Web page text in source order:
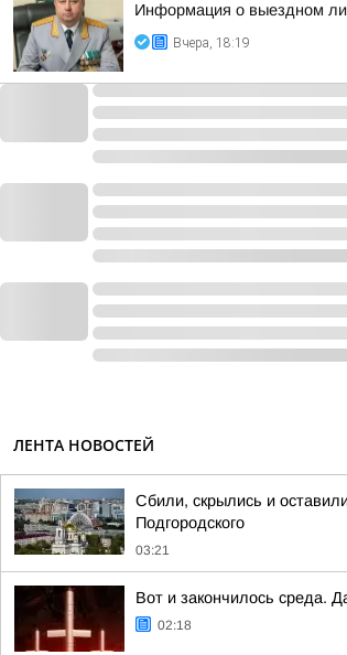
Информация о выездном
Вчера, 18:19
ЛЕНТА НОВОСТЕЙ
Сбили, скрылись и
Подгородского
03:21
Вот и закончилось среда.
02:18